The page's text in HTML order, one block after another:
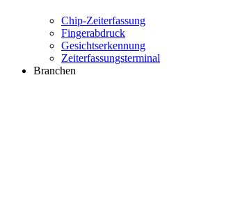
Chip-Zeiterfassung
Fingerabdruck
Gesichtserkennung
Zeiterfassungsterminal
Branchen